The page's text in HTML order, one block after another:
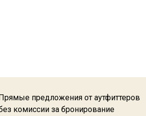
предложения от аутфиттеров
комиссии за бронирование